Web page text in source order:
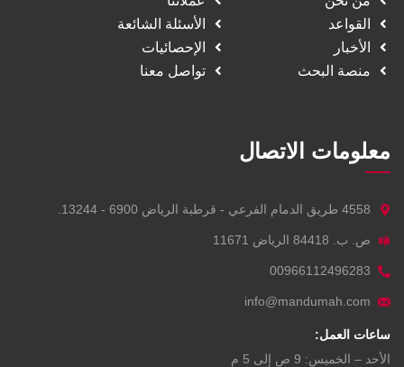
القواعد
الأخبار
منصة البحث
الأسئلة الشائعة
الإحصائيات
تواصل معنا
معلومات الاتصال
4558 طريق الدمام الفرعي - قرطبة الرياض 6900 - 13244.
ص. ب. 84418 الرياض 11671
00966112496283
info@mandumah.com
ساعات العمل:
الأحد – الخميس: 9 ص إلى 5 م